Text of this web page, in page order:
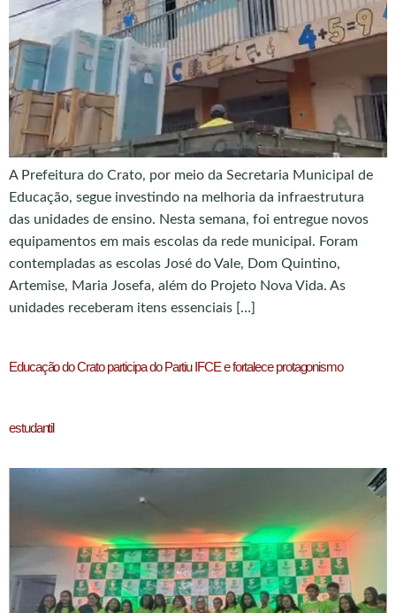
A Prefeitura do Crato, por meio da Secretaria Municipal de
Educação, segue investindo na melhoria da infraestrutura
das unidades de ensino. Nesta semana, foi entregue novos
equipamentos em mais escolas da rede municipal. Foram
contempladas as escolas José do Vale, Dom Quintino,
Artemise, Maria Josefa, além do Projeto Nova Vida. As
unidades receberam itens essenciais […]
Educação do Crato participa do Partiu IFCE e fortalece protagonismo
estudantil